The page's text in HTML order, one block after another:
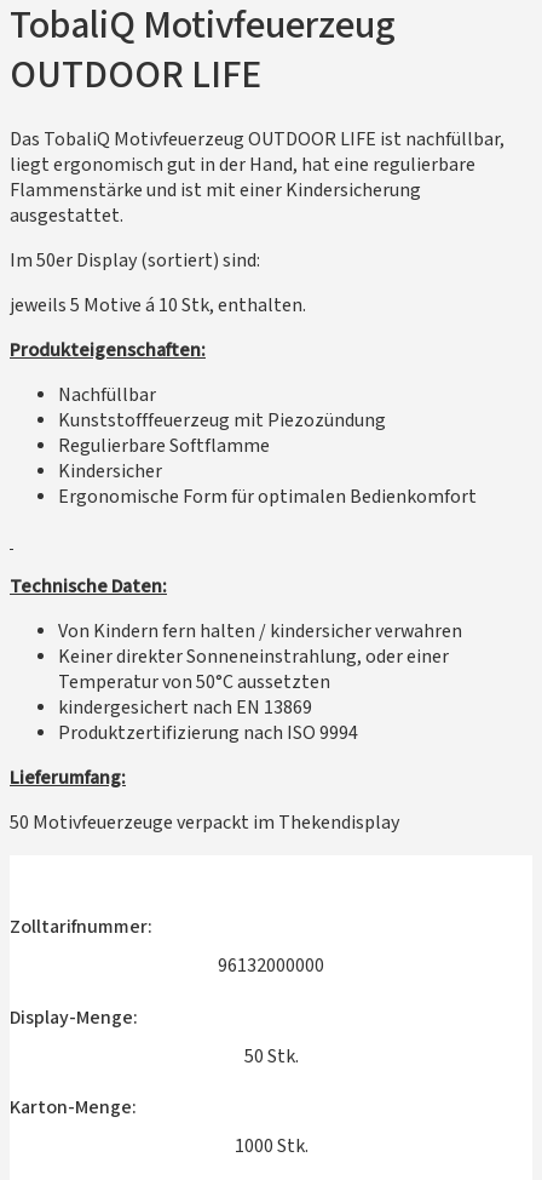
TobaliQ Motivfeuerzeug
OUTDOOR LIFE
Das TobaliQ Motivfeuerzeug OUTDOOR LIFE ist nachfüllbar,
liegt ergonomisch gut in der Hand, hat eine regulierbare
Flammenstärke und ist mit einer Kindersicherung
ausgestattet.
Im 50er Display (sortiert) sind:
jeweils 5 Motive á 10 Stk, enthalten.
Produkteigenschaften:
Nachfüllbar
Kunststofffeuerzeug mit Piezozündung
Regulierbare Softflamme
Kindersicher
Ergonomische Form für optimalen Bedienkomfort
Technische Daten:
Von Kindern fern halten / kindersicher verwahren
Keiner direkter Sonneneinstrahlung, oder einer
Temperatur von 50°C aussetzten
kindergesichert nach EN 13869
Produktzertifizierung nach ISO 9994
Lieferumfang:
50 Motivfeuerzeuge verpackt im Thekendisplay
Zolltarifnummer:
96132000000
Display-Menge:
50 Stk.
Karton-Menge:
1000 Stk.